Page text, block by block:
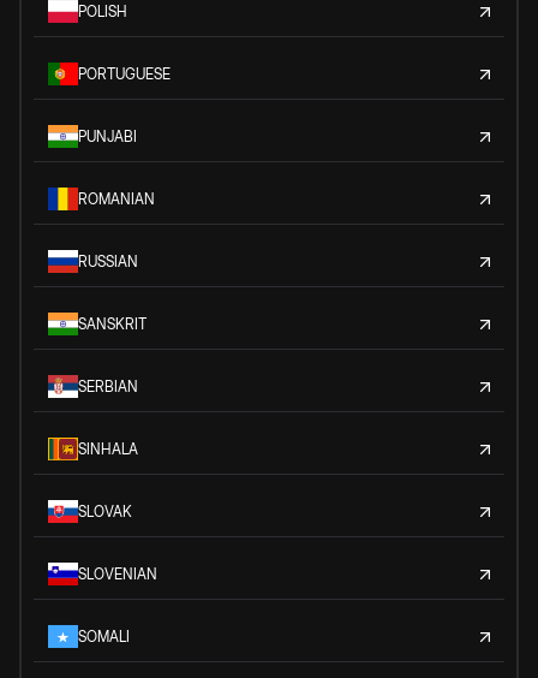
POLISH
PORTUGUESE
PUNJABI
ROMANIAN
RUSSIAN
SANSKRIT
SERBIAN
SINHALA
SLOVAK
SLOVENIAN
SOMALI